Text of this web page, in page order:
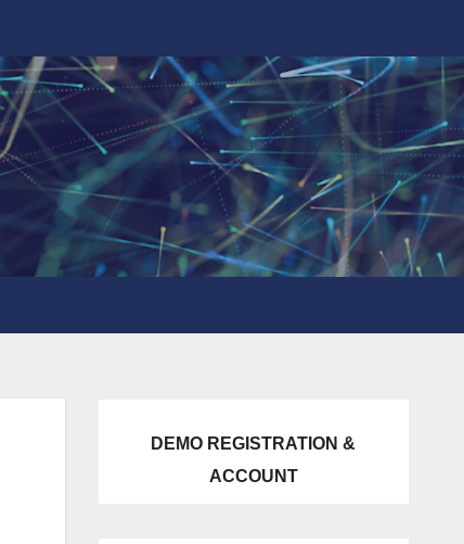
DEMO REGISTRATION &
ACCOUNT